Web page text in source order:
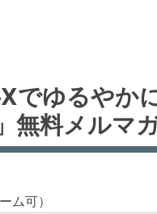
Xでゆるやか
無料メルマ
ム可）